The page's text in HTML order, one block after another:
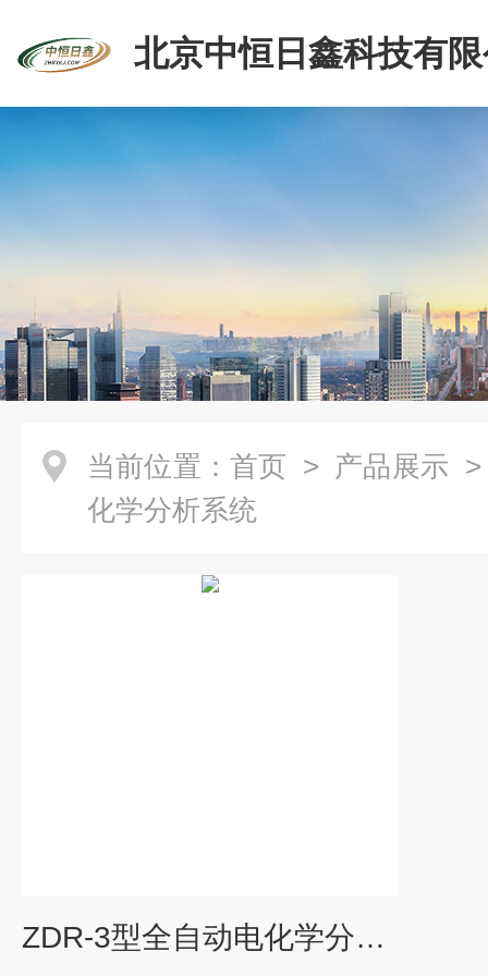
北京中恒日鑫科技有
当前位置： 首页 > 产品展示
化学分析系统
ZDR-3型全自动电化学分析系统